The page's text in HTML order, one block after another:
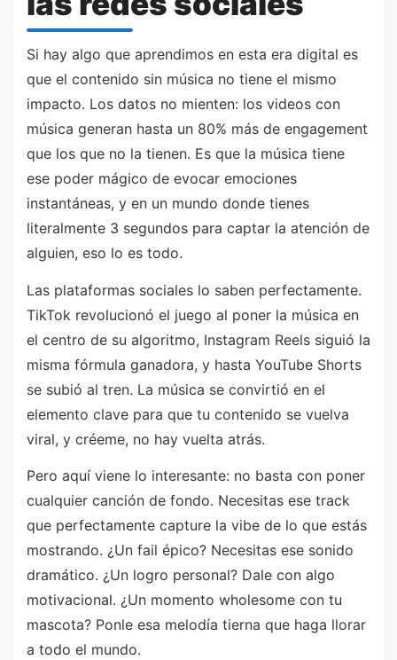
Si hay algo que aprendimos en esta era digital es
que el contenido sin música no tiene el mismo
impacto. Los datos no mienten: los videos con
música generan hasta un 80% más de engagement
que los que no la tienen. Es que la música tiene
ese poder mágico de evocar emociones
instantáneas, y en un mundo donde tienes
literalmente 3 segundos para captar la atención de
alguien, eso lo es todo.
Las plataformas sociales lo saben perfectamente.
TikTok revolucionó el juego al poner la música en
el centro de su algoritmo, Instagram Reels siguió la
misma fórmula ganadora, y hasta YouTube Shorts
se subió al tren. La música se convirtió en el
elemento clave para que tu contenido se vuelva
viral, y créeme, no hay vuelta atrás.
Pero aquí viene lo interesante: no basta con poner
cualquier canción de fondo. Necesitas ese track
que perfectamente capture la vibe de lo que estás
mostrando. ¿Un fail épico? Necesitas ese sonido
dramático. ¿Un logro personal? Dale con algo
motivacional. ¿Un momento wholesome con tu
mascota? Ponle esa melodía tierna que haga llorar
a todo el mundo.